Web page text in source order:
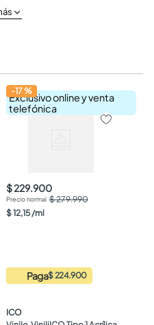
Exclusivo online y venta
telefónica
-17%
$ 229.900
$ 279.990
$12,15 /ml
Paga$ 224.900
ICO